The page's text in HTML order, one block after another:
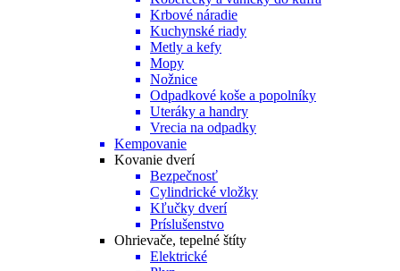
Krbové náradie
Kuchynské riady
Metly a kefy
Mopy
Nožnice
Odpadkové koše a popolníky
Uteráky a handry
Vrecia na odpadky
Kempovanie
Kovanie dverí
Bezpečnosť
Cylindrické vložky
Kľučky dverí
Príslušenstvo
Ohrievače, tepelné štíty
Elektrické